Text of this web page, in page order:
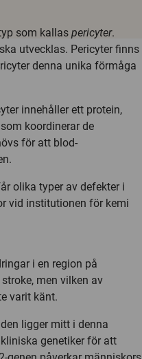
som kallas pericyter.
utvecklas. Pericyter finns
denna unika förmåga
innehåller ett protein,
koordinerar de
för att blod-
olika typer av defekter i
vid institutionen för kemi
i en region på
men vilken av
varit känt.
ligger mitt i denna
genetiker för att